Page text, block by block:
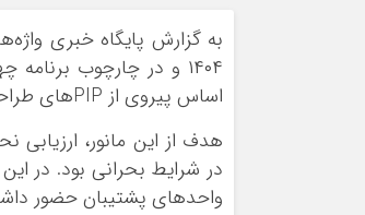
۱۴۰۴ و در چارچوب
اساس پیروی از PIPهای طراحی‌شده اجرا شد.
هدف از این مانور،
واحدهای پشتیبان حضور